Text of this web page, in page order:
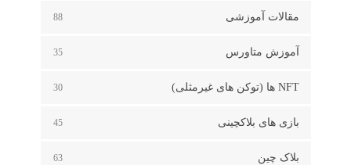
مقالات آموزشی 88
آموزش متاورس 35
NFT ها (توکن های غیرمثلی) 30
بازی های بلاکچینی 45
بلاک چین 63